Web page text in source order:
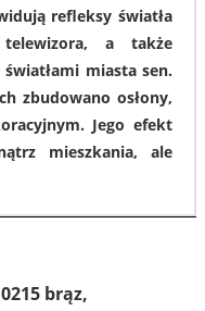
refleksy światła
a także
miasta sen.
zbudowano osłony,
Jego efekt
mieszkania, ale
brąz,